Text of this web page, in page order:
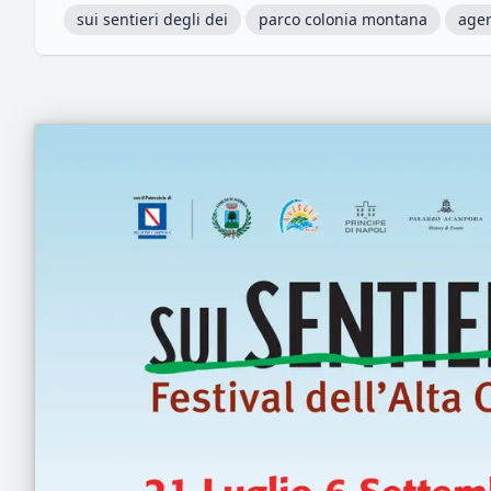
sui sentieri degli dei parco colonia montana